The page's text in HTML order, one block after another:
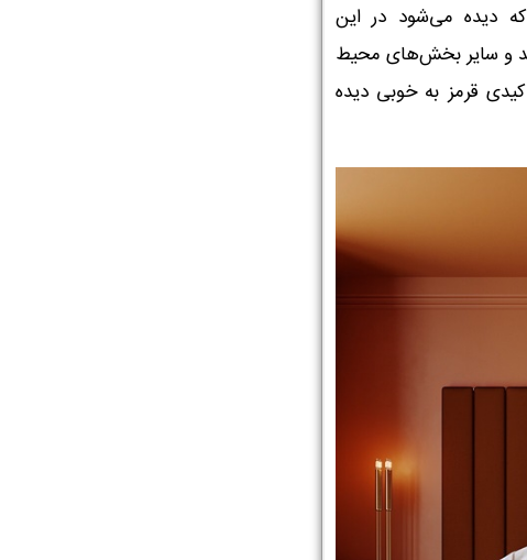
دیده می‌شود در این
و سایر بخش‌های محیط
قرمز به خوبی دیده